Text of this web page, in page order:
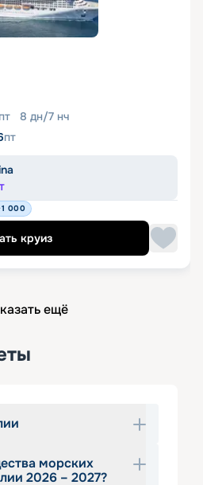
пт 8 дн/7 нч
пт
000
круиз
ещё
идеальной точкой
морских
2026 – 2027?